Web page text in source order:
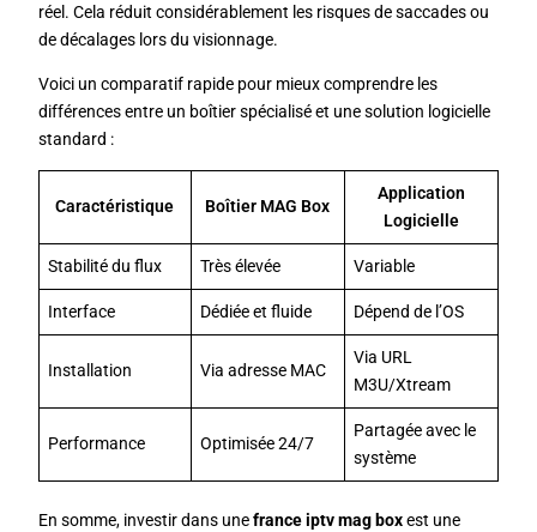
réel. Cela réduit considérablement les risques de saccades ou
de décalages lors du visionnage.
Voici un comparatif rapide pour mieux comprendre les
différences entre un boîtier spécialisé et une solution logicielle
standard :
Caractéristique Boîtier MAG Box
Application
Logicielle
Stabilité du flux Très élevée Variable
Interface Dédiée et fluide Dépend de l’OS
Installation Via adresse MAC
Via URL
M3U/Xtream
Performance Optimisée 24/7
Partagée avec le
système
En somme, investir dans unefrance iptv mag boxest une